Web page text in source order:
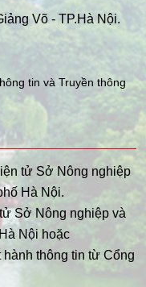
Võ - TP.Hà Nội.
tin và Truyền thông
tử Sở Nông nghiệp
Hà Nội.
Sở Nông nghiệp và
Nội hoặc
hành thông tin từ Cổng